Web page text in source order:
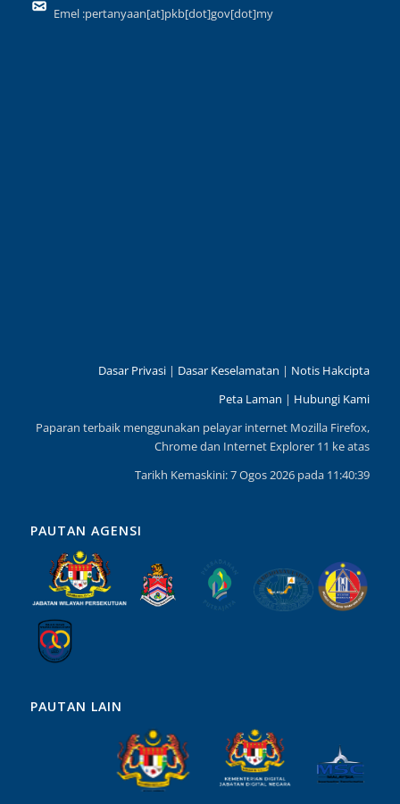
Emel :pertanyaan[at]pkb[dot]gov[dot]my
Dasar Privasi | Dasar Keselamatan | Notis Hakcipta
Peta Laman | Hubungi Kami
Paparan terbaik menggunakan pelayar internet Mozilla Firefox,
Chrome dan Internet Explorer 11 ke atas
Tarikh Kemaskini: 7 Ogos 2026 pada 11:40:39
PAUTAN AGENSI
PAUTAN LAIN